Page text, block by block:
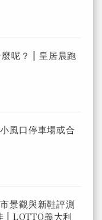
呢？ | 皇居晨跑
風口停車場或合
景觀與新鞋評測
| LOTTO義大利